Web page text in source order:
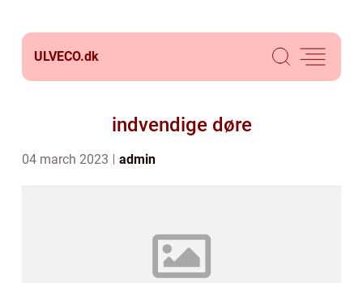
ULVECO.dk
indvendige døre
04 march 2023 admin